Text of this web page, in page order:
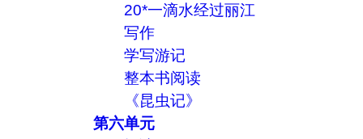
20*一滴水经过丽江
写作
学写游记
整本书阅读
《昆虫记》
第六单元